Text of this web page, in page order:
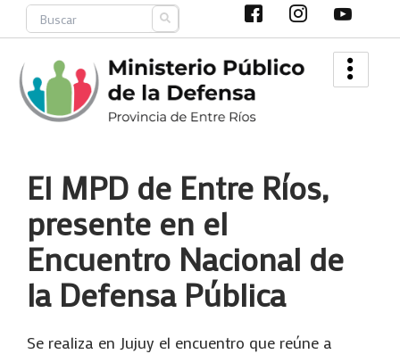
Search
El MPD de Entre Ríos,
presente en el
Encuentro Nacional de
la Defensa Pública
Se realiza en Jujuy el encuentro que reúne a